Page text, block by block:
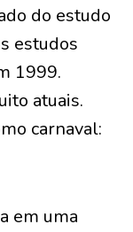
do estudo
estudos
1999.
atuais.
carnaval:
em uma